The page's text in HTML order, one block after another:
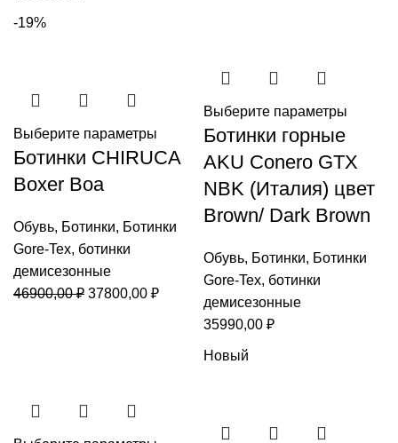
-19%
Выберите параметры
Ботинки CHIRUCA
Boxer Boa
Обувь, Ботинки, Ботинки
Gore-Tex, ботинки
демисезонные
46900,00₽ Первоначальная
37800,00 ₽Текущая
Выберите параметры
Ботинки горные
AKU Conero GTX
NBK (Италия) цвет
Brown/ Dark Brown
Обувь, Ботинки, Ботинки
Gore-Tex, ботинки
демисезонные
35990,00 ₽
Новый